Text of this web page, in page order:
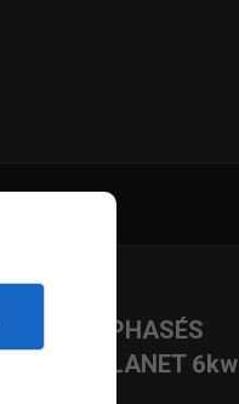
TRIPHASÉS
SOLPLANET 6kw